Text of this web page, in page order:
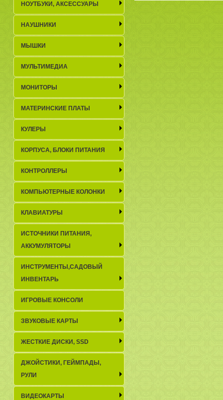
НОУТБУКИ, АКСЕСCУАРЫ
НАУШНИКИ
МЫШКИ
МУЛЬТИМЕДИА
МОНИТОРЫ
МАТЕРИНСКИЕ ПЛАТЫ
КУЛЕРЫ
КОРПУСА, БЛОКИ ПИТАНИЯ
КОНТРОЛЛЕРЫ
КОМПЬЮТЕРНЫЕ КОЛОНКИ
КЛАВИАТУРЫ
ИСТОЧНИКИ ПИТАНИЯ,
АККУМУЛЯТОРЫ
ИНСТРУМЕНТЫ,САДОВЫЙ
ИНВЕНТАРЬ
ИГРОВЫЕ КОНСОЛИ
ЗВУКОВЫЕ КАРТЫ
ЖЕСТКИЕ ДИСКИ, SSD
ДЖОЙСТИКИ, ГЕЙМПАДЫ,
РУЛИ
ВИДЕОКАРТЫ